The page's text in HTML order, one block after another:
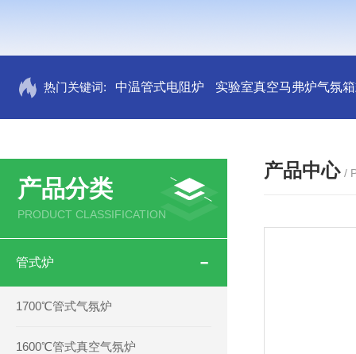
热门关键词: 中温管式电阻炉 实验室真空马弗炉气氛
产品分类
PRODUCT CLASSIFICATION
管式炉
1700℃管式气氛炉
1600℃管式真空气氛炉
产品中心 /